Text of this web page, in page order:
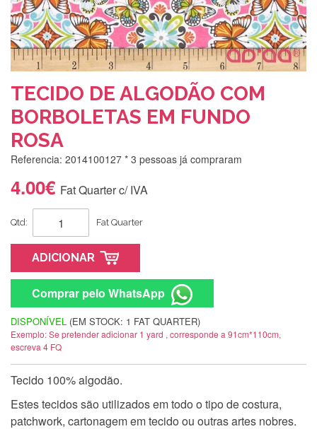
TECIDO DE ALGODÃO COM
BORBOLETAS EM FUNDO
ROSA
Referencia: 2014100127 * 3 pessoas já compraram
4.00€ Fat Quarter c/ IVA
Qtd: Fat Quarter
ADICIONAR
Comprar pelo WhatsApp
DISPONÍVEL (EM STOCK: 1 FAT QUARTER)
Exemplo: Se pretender adicionar 1 yard , corresponde a 91cm*110cm,
escreva 4 FQ
Tecido 100% algodão.
Estes tecidos são utilizados em todo o tipo de costura,
patchwork, cartonagem em tecido ou outras artes nobres.